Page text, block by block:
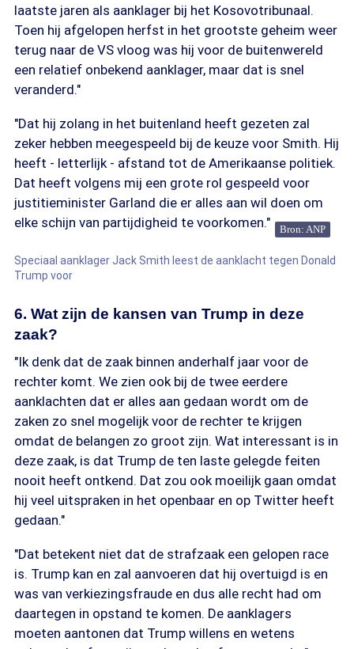
laatste jaren als aanklager bij het Kosovotribunaal.
Toen hij afgelopen herfst in het grootste geheim weer
terug naar de VS vloog was hij voor de buitenwereld
een relatief onbekend aanklager, maar dat is snel
veranderd."
"Dat hij zolang in het buitenland heeft gezeten zal
zeker hebben meegespeeld bij de keuze voor Smith. Hij
heeft - letterlijk - afstand tot de Amerikaanse politiek.
Dat heeft volgens mij een grote rol gespeeld voor
justitieminister Garland die er alles aan wil doen om
elke schijn van partijdigheid te voorkomen."
Bron: ANP
Speciaal aanklager Jack Smith leest de aanklacht tegen Donald
Trump voor
6. Wat zijn de kansen van Trump in deze
zaak?
"Ik denk dat de zaak binnen anderhalf jaar voor de
rechter komt. We zien ook bij de twee eerdere
aanklachten dat er alles aan gedaan wordt om de
zaken zo snel mogelijk voor de rechter te krijgen
omdat de belangen zo groot zijn. Wat interessant is in
deze zaak, is dat Trump de ten laste gelegde feiten
nooit heeft ontkend. Dat zou ook moeilijk gaan omdat
hij veel uitspraken in het openbaar en op Twitter heeft
gedaan."
"Dat betekent niet dat de strafzaak een gelopen race
is. Trump kan en zal aanvoeren dat hij overtuigd is en
was van verkiezingsfraude en dus alle recht had om
daartegen in opstand te komen. De aanklagers
moeten aantonen dat Trump willens en wetens